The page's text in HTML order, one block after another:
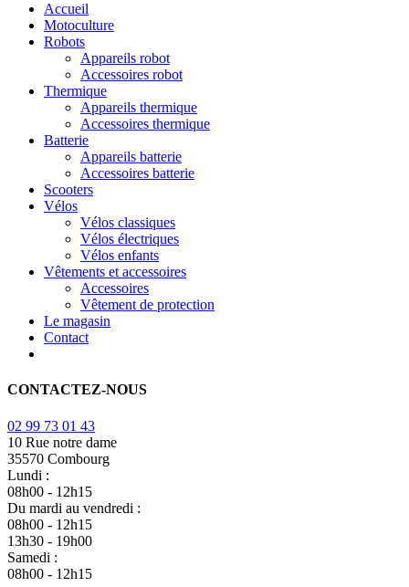
Accueil
Motoculture
Robots
Appareils robot
Accessoires robot
Thermique
Appareils thermique
Accessoires thermique
Batterie
Appareils batterie
Accessoires batterie
Scooters
Vélos
Vélos classiques
Vélos électriques
Vélos enfants
Vêtements et accessoires
Accessoires
Vêtement de protection
Le magasin
Contact
CONTACTEZ-NOUS
02 99 73 01 43
10 Rue notre dame
35570 Combourg
Lundi :
08h00 - 12h15
Du mardi au vendredi :
08h00 - 12h15
13h30 - 19h00
Samedi :
08h00 - 12h15